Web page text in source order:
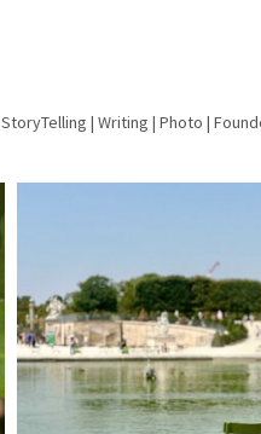
StoryTelling | Writing | Photo |